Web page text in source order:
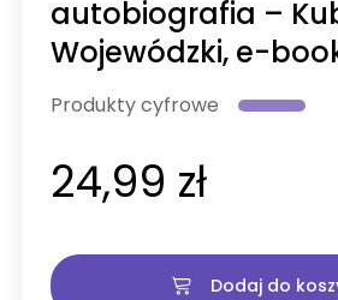
autobiografia –
Wojewódzki, e-
Produkty cyfrowe
24,99 zł
Dodaj do